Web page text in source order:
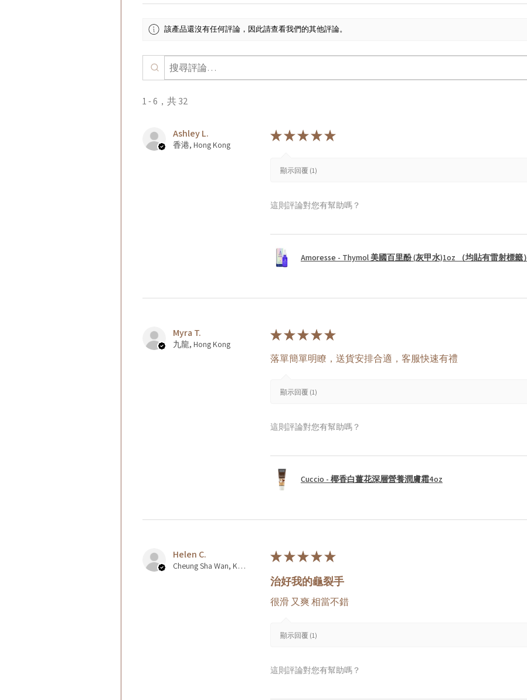
該產品還沒有任何評論，因此請查看我們的其他評論。
1 - 6，共 32
Ashley L.
香港, Hong Kong
★★★★★
顯示回覆 (1)
這則評論對您有幫助嗎？
Amoresse - Thymol 美國百里酚 (灰甲水)1oz （均貼有雷射標籤）
Myra T.
九龍, Hong Kong
★★★★★
落單簡單明瞭，送貨安排合適，客服快速有禮
顯示回覆 (1)
這則評論對您有幫助嗎？
Cuccio - 椰香白薑花深層營養潤膚霜4oz
Helen C.
Cheung Sha Wan, Kowloon., Hong Kong
★★★★★
治好我的龜裂手
很滑 又爽 相當不錯
顯示回覆 (1)
這則評論對您有幫助嗎？